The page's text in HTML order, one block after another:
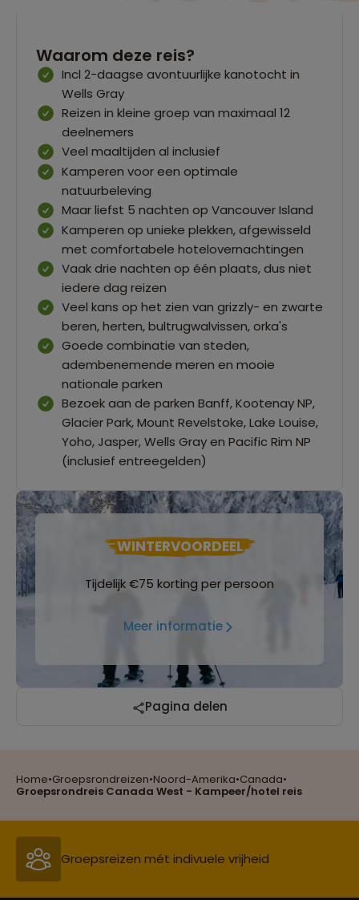
Home•Groepsrondreizen•Noord-Amerika•Canada•
Groepsrondreis Canada West - Kampeer/hotel reis
Waarom deze reis?
Incl 2-daagse avontuurlijke kanotocht in
Wells Gray
Reizen in kleine groep van maximaal 12
deelnemers
Veel maaltijden al inclusief
Kamperen voor een optimale
natuurbeleving
Maar liefst 5 nachten op Vancouver Island
Kamperen op unieke plekken, afgewisseld
met comfortabele hotelovernachtingen
Vaak drie nachten op één plaats, dus niet
iedere dag reizen
Veel kans op het zien van grizzly- en zwarte
beren, herten, bultrugwalvissen, orka's
Goede combinatie van steden,
adembenemende meren en mooie
nationale parken
Bezoek aan de parken Banff, Kootenay NP,
Glacier Park, Mount Revelstoke, Lake Louise,
Yoho, Jasper, Wells Gray en Pacific Rim NP
(inclusief entreegelden)
WINTERVOORDEEL
Tijdelijk €75 korting per persoon
Meer informatie
Pagina delen
Reizen met oog voor mens, cultuur en milieu
Groepsreizen mét indivuele vrijheid